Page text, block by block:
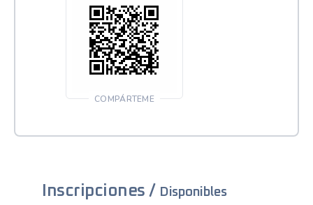
COMPÁRTEME
Inscripciones / Disponibles